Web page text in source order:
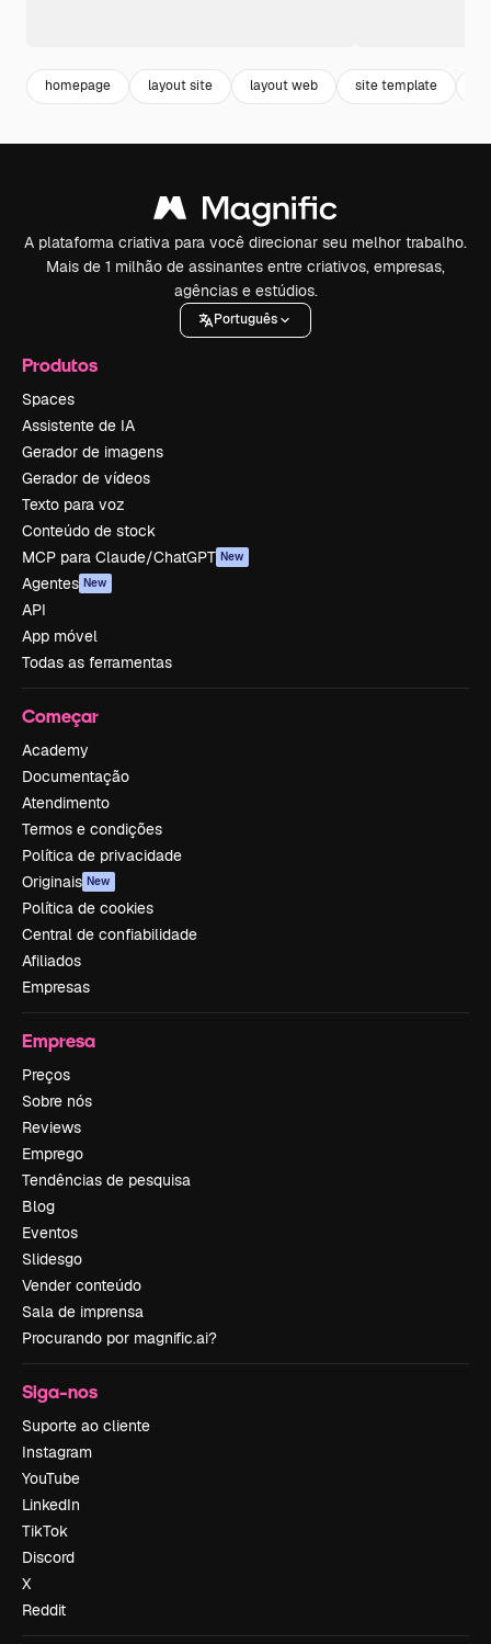
homepage layout site layout web site template
A plataforma criativa para você direcionar seu melhor trabalho.
Mais de 1 milhão de assinantes entre criativos, empresas,
agências e estúdios.
Português
Produtos
Spaces
Assistente de IA
Gerador de imagens
Gerador de vídeos
Texto para voz
Conteúdo de stock
MCP para Claude/ChatGPT New
Agentes New
API
App móvel
Todas as ferramentas
Começar
Academy
Documentação
Atendimento
Termos e condições
Política de privacidade
Originais New
Política de cookies
Central de confiabilidade
Afiliados
Empresas
Empresa
Preços
Sobre nós
Reviews
Emprego
Tendências de pesquisa
Blog
Eventos
Slidesgo
Vender conteúdo
Sala de imprensa
Procurando por magnific.ai?
Siga-nos
Suporte ao cliente
Instagram
YouTube
LinkedIn
TikTok
Discord
X
Reddit